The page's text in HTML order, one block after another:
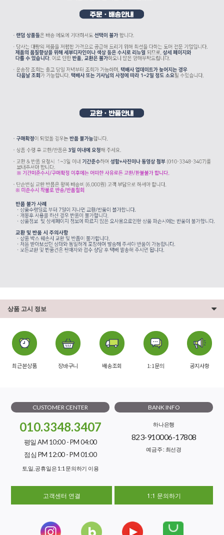
상품 고시 정보
최근본상품 장바구니 배송조회 1:1문의 공지사항
CUSTOMER CENTER
010.3348.3407
평일 AM 10:00 - PM 04:00
점심 PM 12:00 - PM 01:00
토,일, 공휴일은 1:1 문의하기 이용
BANK INFO
하나은행
823-910006-17808
예금주 : 최선경
고객센터 연결 1:1 문의하기